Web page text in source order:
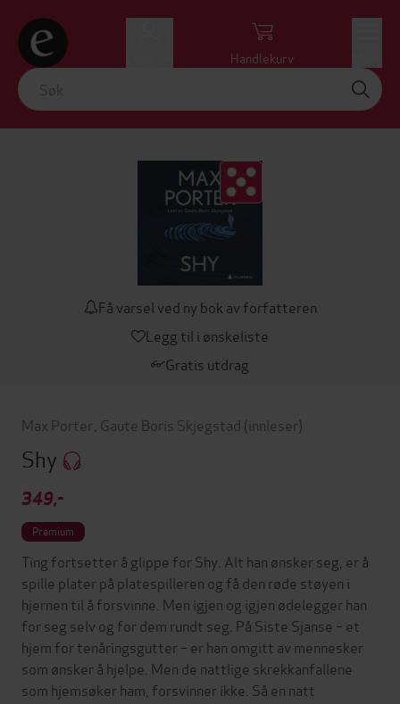
Handlekurv
Få varsel ved ny bok av forfatteren
Legg til i ønskeliste
Gratis utdrag
Max Porter Gaute Boris Skjegstad (innleser)
Shy
349,-
Premium
Ting fortsetter å glippe for Shy. Alt han ønsker seg, er å
spille plater på platespilleren og få den røde støyen i
hjernen til å forsvinne. Men igjen og igjen ødelegger han
for seg selv og for dem rundt seg. På Siste Sjanse – et
hjem for tenåringsgutter – er han omgitt av mennesker
som ønsker å hjelpe. Men de nattlige skrekkanfallene
som hjemsøker ham, forsvinner ikke. Så en natt